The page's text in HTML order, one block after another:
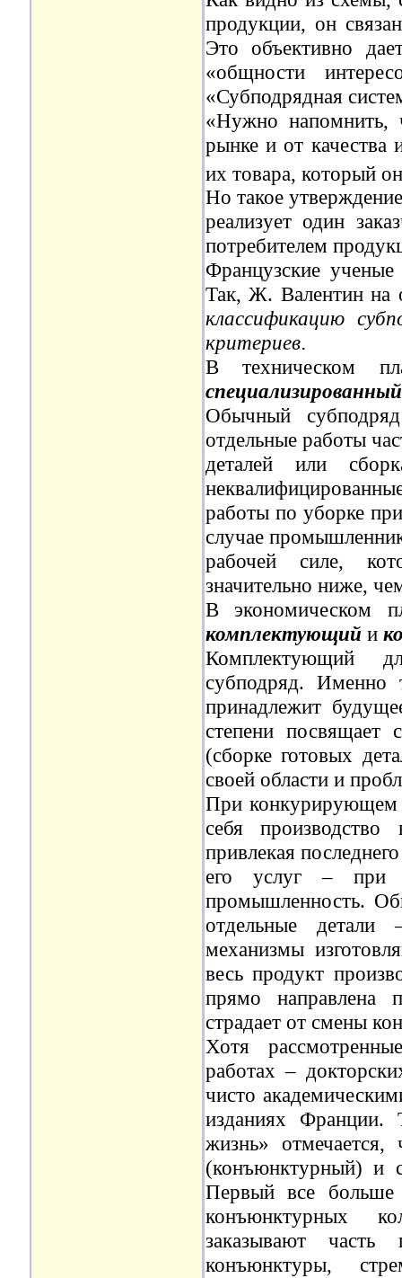
продукции, он
Это объективно
«общности
«Субподрядная
«Нужно напомнить,
рынке и от качества
их товара, который
Но такое
реализует один
потребителем
Французские
Так, Ж. Валентин на
классификацию
критериев.
В техническом
специализированный
Обычный
отдельные работы
деталей или
работы по уборке
случае
рабочей силе,
значительно ниже,
В экономическом
комплектующий и
Комплектующий
субподряд. Именно
принадлежит
степени посвящает
(сборке готовых
своей области и
При конкурирующем
себя производство
привлекая
его услуг – при
промышленность.
отдельные детали
механизмы
весь продукт
прямо направлена
страдает от смены
Хотя
работах –
чисто
изданиях Франции.
жизнь» отмечается,
(конъюнктурный) и
Первый все больше
конъюнктурных
заказывают
конъюнктуры,